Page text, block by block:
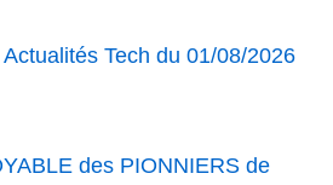
Tech du 01/08/2026
des PIONNIERS de